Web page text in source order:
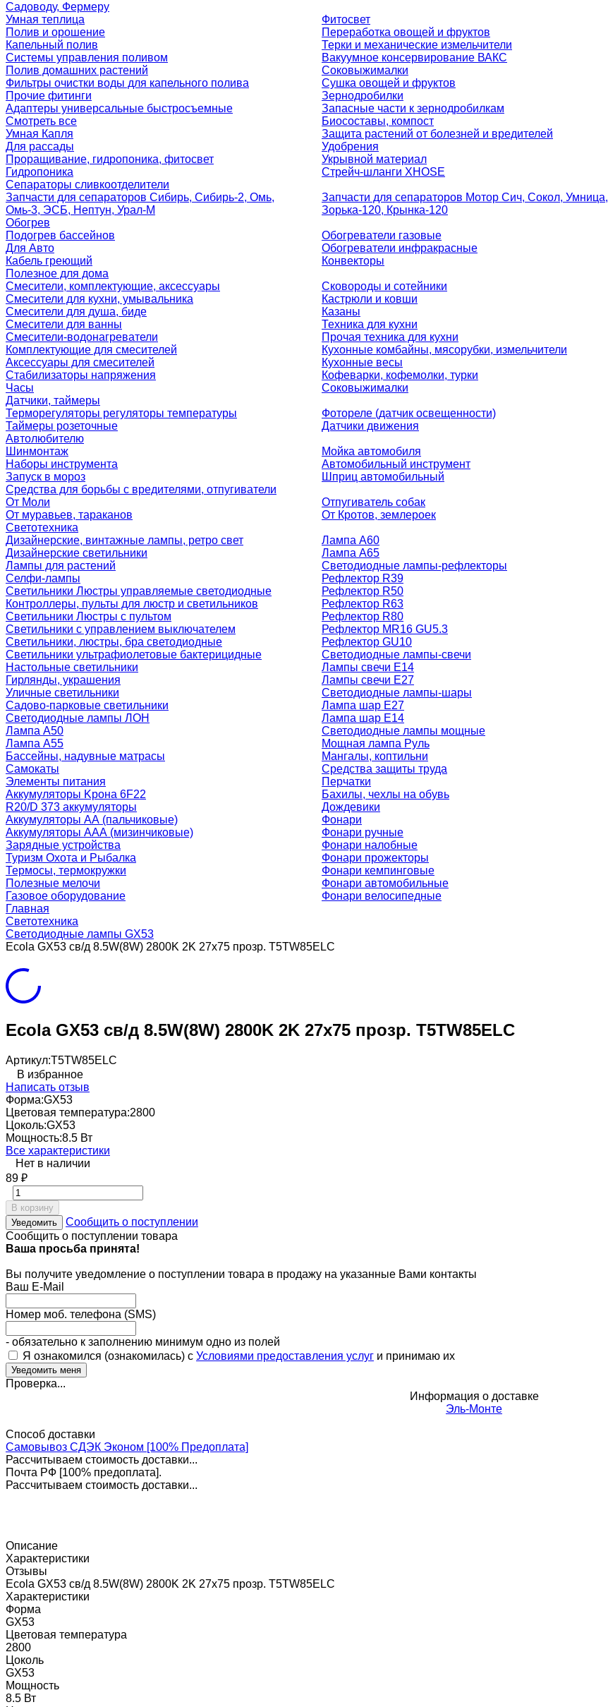
Садоводу, Фермеру
Умная теплица
Полив и орошение
Капельный полив
Системы управления поливом
Полив домашних растений
Фильтры очистки воды для капельного полива
Прочие фитинги
Адаптеры универсальные быстросъемные
Смотреть все
Умная Капля
Для рассады
Проращивание, гидропоника, фитосвет
Гидропоника
Фитосвет
Переработка овощей и фруктов
Терки и механические измельчители
Вакуумное консервирование ВАКС
Соковыжималки
Сушка овощей и фруктов
Зернодробилки
Запасные части к зернодробилкам
Биосоставы, компост
Защита растений от болезней и вредителей
Удобрения
Укрывной материал
Стрейч-шланги XHOSE
Сепараторы сливкоотделители
Запчасти для сепараторов Сибирь, Сибирь-2, Омь,
Омь-3, ЭСБ, Нептун, Урал-М
Запчасти для сепараторов Мотор Сич, Сокол, Умница,
Зорька-120, Крынка-120
Обогрев
Подогрев бассейнов
Для Авто
Кабель греющий
Обогреватели газовые
Обогреватели инфракрасные
Конвекторы
Полезное для дома
Смесители, комплектующие, аксессуары
Смесители для кухни, умывальника
Смесители для душа, биде
Смесители для ванны
Смесители-водонагреватели
Комплектующие для смесителей
Аксессуары для смесителей
Стабилизаторы напряжения
Часы
Сковороды и сотейники
Кастрюли и ковши
Казаны
Техника для кухни
Прочая техника для кухни
Кухонные комбайны, мясорубки, измельчители
Кухонные весы
Кофеварки, кофемолки, турки
Соковыжималки
Датчики, таймеры
Терморегуляторы регуляторы температуры
Таймеры розеточные
Фотореле (датчик освещенности)
Датчики движения
Автолюбителю
Шинмонтаж
Наборы инструмента
Запуск в мороз
Мойка автомобиля
Автомобильный инструмент
Шприц автомобильный
Средства для борьбы с вредителями, отпугиватели
От Моли
От муравьев, тараканов
Отпугиватель собак
От Кротов, землероек
Светотехника
Дизайнерские, винтажные лампы, ретро свет
Дизайнерские светильники
Лампы для растений
Селфи-лампы
Светильники Люстры управляемые светодиодные
Контроллеры, пульты для люстр и светильников
Светильники Люстры с пультом
Светильники с управлением выключателем
Светильники, люстры, бра светодиодные
Светильники ультрафиолетовые бактерицидные
Настольные светильники
Гирлянды, украшения
Уличные светильники
Садово-парковые светильники
Светодиодные лампы ЛОН
Лампа A50
Лампа A55
Лампа A60
Лампа A65
Светодиодные лампы-рефлекторы
Рефлектор R39
Рефлектор R50
Рефлектор R63
Рефлектор R80
Рефлектор MR16 GU5.3
Рефлектор GU10
Светодиодные лампы-свечи
Лампы свечи Е14
Лампы свечи Е27
Светодиодные лампы-шары
Лампа шар E27
Лампа шар Е14
Светодиодные лампы мощные
Мощная лампа Руль
Бассейны, надувные матрасы
Самокаты
Элементы питания
Аккумуляторы Kрона 6F22
R20/D 373 аккумуляторы
Аккумуляторы AA (пальчиковые)
Аккумуляторы AAA (мизинчиковые)
Зарядные устройства
Туризм Охота и Рыбалка
Термосы, термокружки
Полезные мелочи
Газовое оборудование
Мангалы, коптильни
Средства защиты труда
Перчатки
Бахилы, чехлы на обувь
Дождевики
Фонари
Фонари ручные
Фонари налобные
Фонари прожекторы
Фонари кемпинговые
Фонари автомобильные
Фонари велосипедные
Главная
Светотехника
Светодиодные лампы GX53
Ecola GX53 св/д 8.5W(8W) 2800K 2K 27x75 прозр. T5TW85ELC
Ecola GX53 св/д 8.5W(8W) 2800K 2K 27x75 прозр. T5TW85ELC
Артикул:T5TW85ELC
В избранное
Написать отзыв
Форма:GX53
Цветовая температура:2800
Цоколь:GX53
Мощность:8.5 Вт
Все характеристики
Нет в наличии
89 ₽
В корзину
Уведомить
Сообщить о поступлении
Сообщить о поступлении товара
Ваша просьба принята!
Вы получите уведомление о поступлении товара в продажу на указанные Вами контакты
Ваш E-Mail
Номер моб. телефона (SMS)
- обязательно к заполнению минимум одно из полей
Я ознакомился (ознакомилась) с Условиями предоставления услуг и принимаю их
Проверка...
Информация о доставке
Эль-Монте
Способ доставки
Самовывоз СДЭК Эконом [100% Предоплата]
Рассчитываем стоимость доставки...
Почта РФ [100% предоплата].
Рассчитываем стоимость доставки...
Описание
Характеристики
Отзывы
Ecola GX53 св/д 8.5W(8W) 2800K 2K 27x75 прозр. T5TW85ELC
Характеристики
Форма
GX53
Цветовая температура
2800
Цоколь
GX53
Мощность
8.5 Вт